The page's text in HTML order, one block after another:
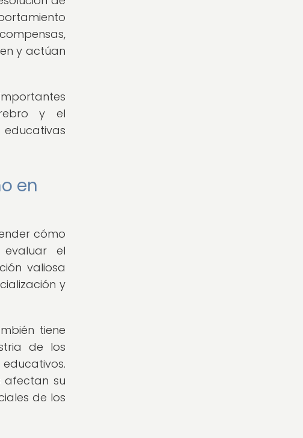
y actúan
y el
en
cómo
el
valiosa
y
tiene
de los
afectan su
de los